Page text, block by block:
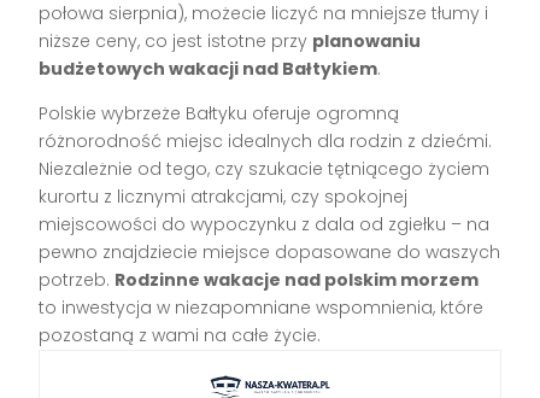
połowa sierpnia), możecie liczyć na mniejsze tłumy i
niższe ceny, co jest istotne przy planowaniu
budżetowych wakacji nad Bałtykiem.
Polskie wybrzeże Bałtyku oferuje ogromną
różnorodność miejsc idealnych dla rodzin z dziećmi.
Niezależnie od tego, czy szukacie tętniącego życiem
kurortu z licznymi atrakcjami, czy spokojnej
miejscowości do wypoczynku z dala od zgiełku – na
pewno znajdziecie miejsce dopasowane do waszych
potrzeb. Rodzinne wakacje nad polskim morzem
to inwestycja w niezapomniane wspomnienia, które
pozostaną z wami na całe życie.